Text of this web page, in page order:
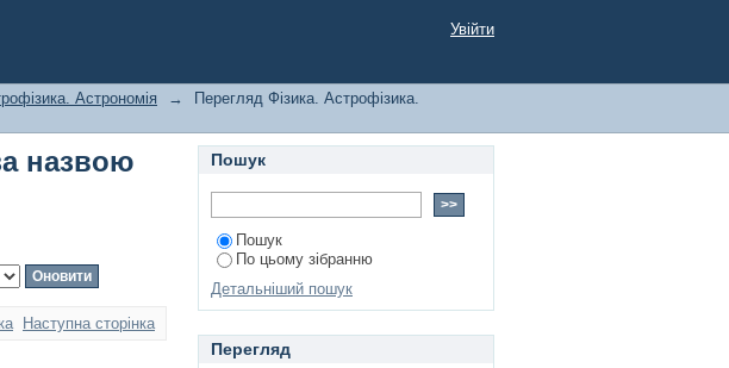
назвою Увійти
Астрономія →
Перегляд Фізика. Астрофізика.
назвою
Наступна сторінка
Пошук
Пошук
По цьому зібранню
Детальніший пошук
Перегляд